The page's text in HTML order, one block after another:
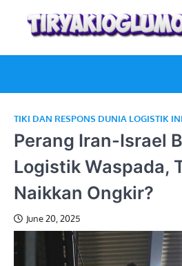
content
TIKI DAN RESPONS DUNIA LOGISTIK
Perang Iran-Israel
Logistik Waspada,
Naikkan Ongkir?
June 20, 2025